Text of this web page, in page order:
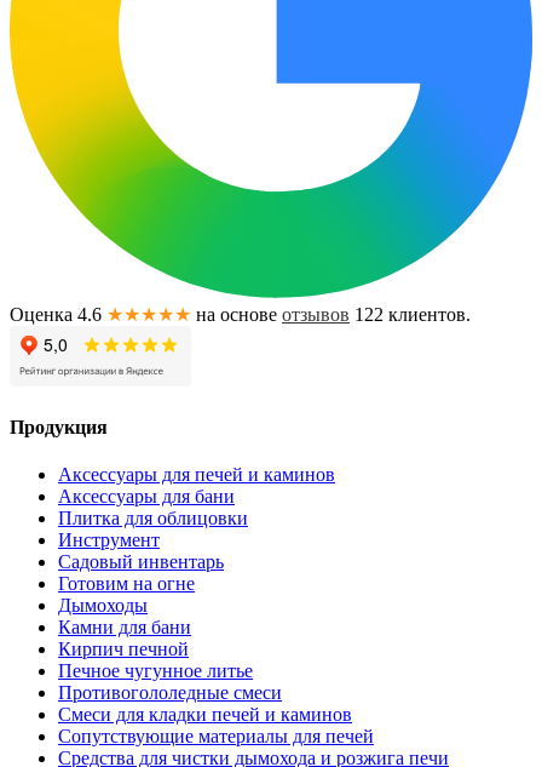
Оценка 4.6 ★★★★★ на основе отзывов 122 клиентов.
Продукция
Аксессуары для печей и каминов
Аксессуары для бани
Плитка для облицовки
Инструмент
Садовый инвентарь
Готовим на огне
Дымоходы
Камни для бани
Кирпич печной
Печное чугунное литье
Противогололедные смеси
Смеси для кладки печей и каминов
Сопутствующие материалы для печей
Средства для чистки дымохода и розжига печи